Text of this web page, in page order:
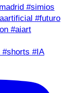
#shorts #IA